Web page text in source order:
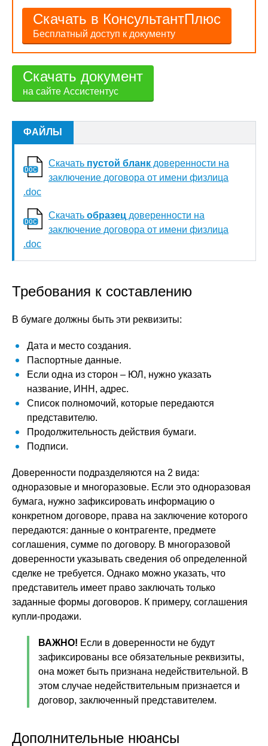
Скачать в КонсультантПлюс
Бесплатный доступ к документу
Скачать документ
на сайте Ассистентус
ФАЙЛЫ
Скачать пустой бланк доверенности на
заключение договора от имени физлица
.doc
Скачать образец доверенности на
заключение договора от имени физлица
.doc
Требования к составлению
В бумаге должны быть эти реквизиты:
Дата и место создания.
Паспортные данные.
Если одна из сторон – ЮЛ, нужно указать
название, ИНН, адрес.
Список полномочий, которые передаются
представителю.
Продолжительность действия бумаги.
Подписи.
Доверенности подразделяются на 2 вида:
одноразовые и многоразовые. Если это одноразовая
бумага, нужно зафиксировать информацию о
конкретном договоре, права на заключение которого
передаются: данные о контрагенте, предмете
соглашения, сумме по договору. В многоразовой
доверенности указывать сведения об определенной
сделке не требуется. Однако можно указать, что
представитель имеет право заключать только
заданные формы договоров. К примеру, соглашения
купли-продажи.
ВАЖНО! Если в доверенности не будут
зафиксированы все обязательные реквизиты,
она может быть признана недействительной. В
этом случае недействительным признается и
договор, заключенный представителем.
Дополнительные нюансы